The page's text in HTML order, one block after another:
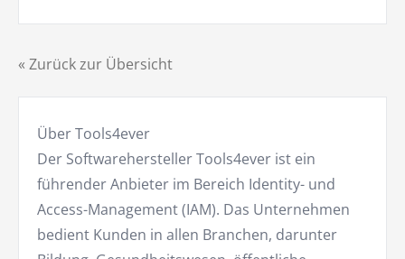
« Zurück zur Übersicht
Über Tools4ever
Der Softwarehersteller Tools4ever ist ein
führender Anbieter im Bereich Identity- und
Access-Management (IAM). Das Unternehmen
bedient Kunden in allen Branchen, darunter